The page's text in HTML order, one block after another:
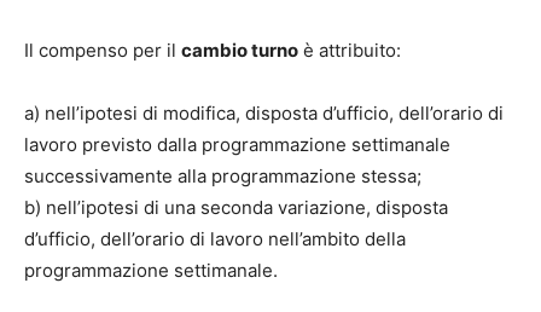
Il compenso per il cambio turno è attribuito:
a) nell’ipotesi di modifica, disposta d’ufficio, dell’orario di
lavoro previsto dalla programmazione settimanale
successivamente alla programmazione stessa;
b) nell’ipotesi di una seconda variazione, disposta
d’ufficio, dell’orario di lavoro nell’ambito della
programmazione settimanale.